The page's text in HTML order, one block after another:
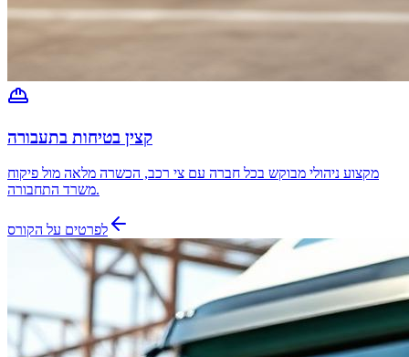
קצין בטיחות בתעבורה
מקצוע ניהולי מבוקש בכל חברה עם צי רכב, הכשרה מלאה מול פיקוח
משרד התחבורה.
לפרטים על הקורס